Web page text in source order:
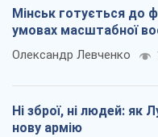
Мінськ готується до
умовах масштабної
Олександр Левченко
Ні зброї, ні людей: як
нову армію